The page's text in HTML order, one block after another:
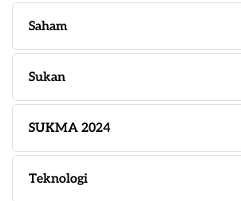
Saham
Sukan
SUKMA 2024
Teknologi